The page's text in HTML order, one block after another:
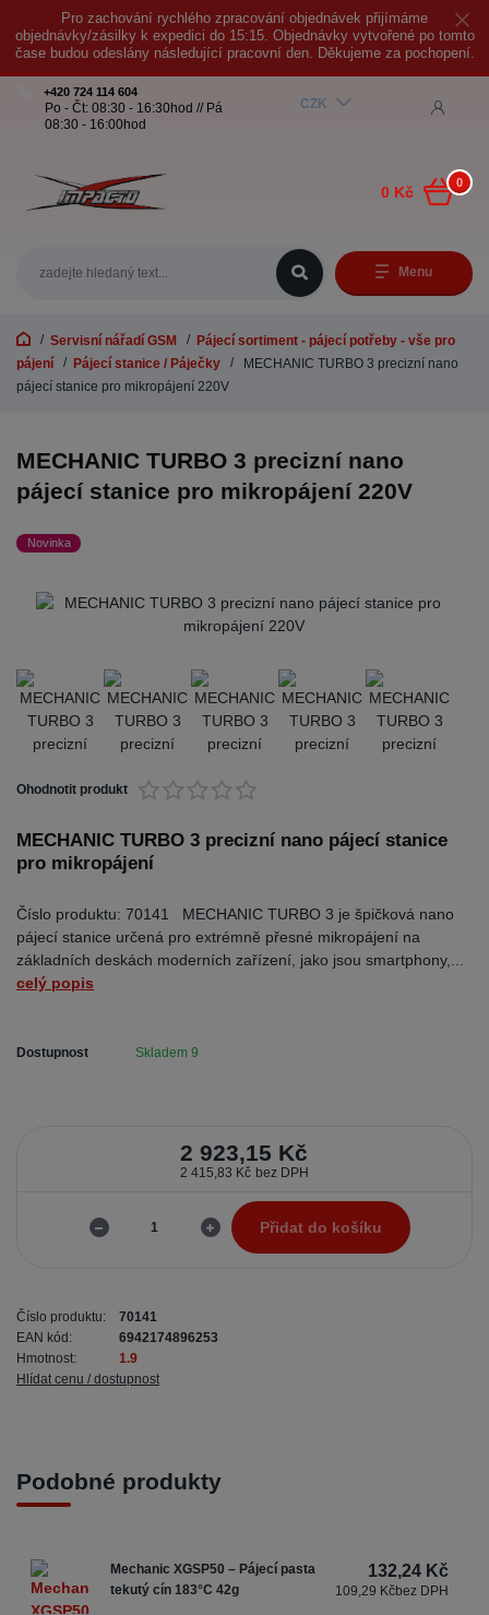
Pro zachování rychlého zpracování objednávek přijímáme
objednávky/zásilky k expedici do 15:15. Objednávky vytvořené po tomto
čase budou odeslány následující pracovní den. Děkujeme za pochopení.
Menu
CZK
+420 724 114 604
Po - Čt: 08:30 - 16:30hod // Pá
08:30 - 16:00hod
0
0 Kč
Servisní nářadí GSM
Pájecí sortiment - pájecí potřeby - vše pro
pájení
Pájecí stanice / Páječky
MECHANIC TURBO 3 precizní nano
pájecí stanice pro mikropájení 220V
MECHANIC TURBO 3 precizní nano
pájecí stanice pro mikropájení 220V
Novinka
Ohodnotit produkt
MECHANIC TURBO 3 precizní nano pájecí stanice
pro mikropájení
Číslo produktu: 70141 MECHANIC TURBO 3 je špičková nano
pájecí stanice určená pro extrémně přesné mikropájení na
základních deskách moderních zařízení, jako jsou smartphony,...
celý popis
Dostupnost Skladem 9
2 923,15 Kč
2 415,83 Kč bez DPH
Přidat do košíku
Číslo produktu:
70141
EAN kód:
6942174896253
Hmotnost:
1.9
Hlídat cenu / dostupnost
Podobné produkty
Mechanic XGSP50 – Pájecí pasta
tekutý cín 183°C 42g
132,24 Kč
109,29 Kčbez DPH